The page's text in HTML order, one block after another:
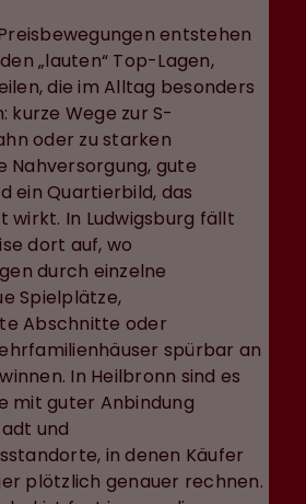
entstehen
„lauten“ Top-Lagen,
die im Alltag besonders
kurze Wege zur S-
oder zu starken
Nahversorgung, gute
ein Quartierbild, das
In Ludwigsburg fällt
dort auf, wo
durch einzelne
Spielplätze,
Abschnitte oder
spürbar an
In Heilbronn sind es
mit guter Anbindung
und
in denen Käufer
plötzlich genauer rechnen.